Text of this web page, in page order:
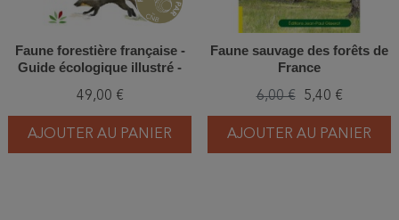
Faune forestière française -
Guide écologique illustré -
49,00 €
AJOUTER AU PANIER
Faune sauvage des forêts de
France
6,00 € 5,40 €
AJOUTER AU PANIER